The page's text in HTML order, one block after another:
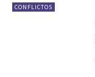
CONFLICTOS